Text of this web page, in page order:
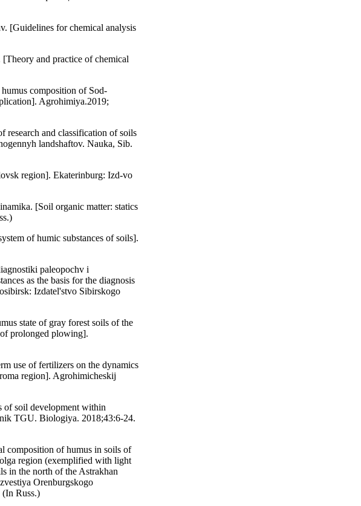
[Guidelines for chemical analysis
and practice of chemical
composition of Sod-
Agrohimiya.2019;
research and classification of soils
landshaftov. Nauka, Sib.
region]. Ekaterinburg: Izd-vo
[Soil organic matter: statics
of humic substances of soils].
paleopochv i
as the basis for the diagnosis
Izdatel'stvo Sibirskogo
state of gray forest soils of the
prolonged plowing].
use of fertilizers on the dynamics
region]. Agrohimicheskij
soil development within
TGU. Biologiya. 2018;43:6-24.
composition of humus in soils of
region (exemplified with light
in the north of the Astrakhan
Orenburgskogo
Russ.)